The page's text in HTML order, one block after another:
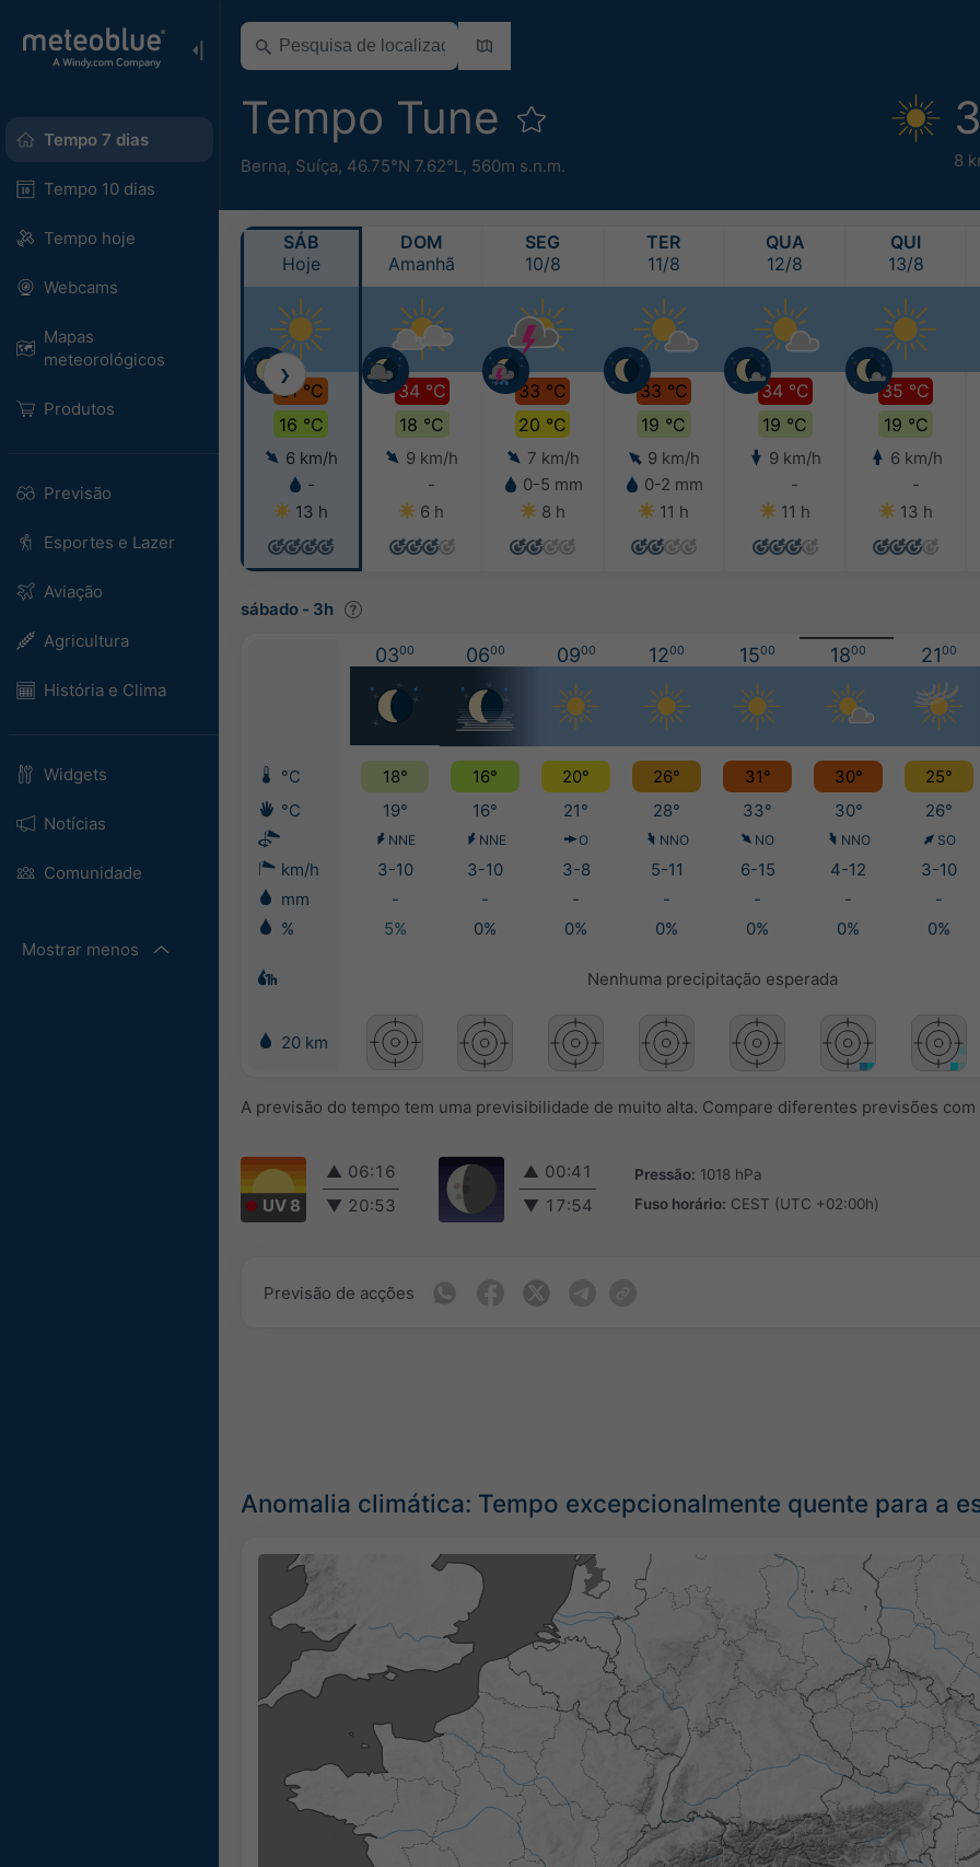
Tempo 7 dias
Tempo 10 dias
Tempo hoje
Webcams
Mapas
meteorológicos
Produtos
Previsão
Esportes e Lazer
Aviação
Agricultura
História e Clima
Widgets
Notícias
Comunidade
Mostrar menos
Tempo Tune
Berna, Suíça, 46.75°N 7.62°L, 560m s.n.m. 8
SÁB
Hoje
31 °C
16 °C
6 km/h
-
13 h
DOM
Amanhã
34 °C
18 °C
9 km/h
-
6 h
SEG
10/8
33 °C
20 °C
7 km/h
0-5 mm
8 h
TER
11/8
33 °C
19 °C
9 km/h
0-2 mm
11 h
QUA
12/8
34 °C
19 °C
9 km/h
-
11 h
QUI
13/8
35 °C
19 °C
6 km/h
-
13 h
❯
sábado - 3h
0300 0600 0900 1200 1500 1800 2100
°C 18° 16° 20° 26° 31° 30°
25°
°C
19° 16° 21° 28° 33° 30° 26°
NNE NNE O NNO NO NNO SO
km/h 3-10 3-10 3-8 5-11 6-15 4-12
3-10
mm
- - - - - -
-
%
5% 0% 0% 0% 0% 0% 0%
Nenhuma precipitação esperada
20 km
A previsão do tempo tem uma previsibilidade de muito alta. Compare diferentes previsões com
UV 8
▲ 06:16
▼ 20:53
▲ 00:41
▼ 17:54
Pressão: 1018 hPa
Fuso horário: CEST (UTC +02:00h)
Previsão de acções
Anomalia climática: Tempo excepcionalmente quente para a